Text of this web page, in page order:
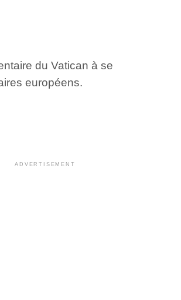
du Vatican à se
européens.
ADVERTISEMENT